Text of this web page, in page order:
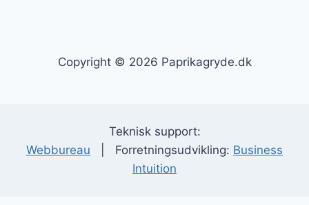
Copyright © 2026 Paprikagryde.dk
Teknisk support:
Webbureau | Forretningsudvikling: Business
Intuition